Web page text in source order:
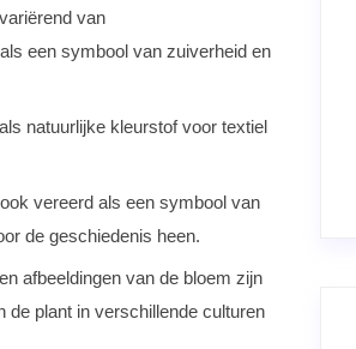
van
een symbool van zuiverheid en
natuurlijke kleurstof voor textiel
vereerd als een symbool van
de geschiedenis heen.
afbeeldingen van de bloem zijn
de plant in verschillende culturen